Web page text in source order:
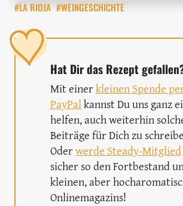
#LA RIOJA #WEINGESCHICHTE
Hat Dir das Rezept
Mit einerkleinen Spende
PayPalkannst Du uns ganz
helfen, auch weiterhin
Beiträge für Dich zu
Oderwerde Steady-Mitglied
sicher so den Fortbestand
kleinen, aber
Onlinemagazins!